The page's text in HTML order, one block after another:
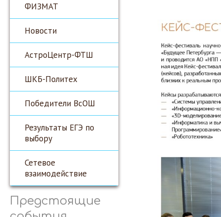
ФИЗМАТ
Новости
АстроЦентр-ФТШ
ШКБ-Политех
Победители ВсОШ
Результаты ЕГЭ по
выбору
Сетевое
взаимодействие
Предстоящие